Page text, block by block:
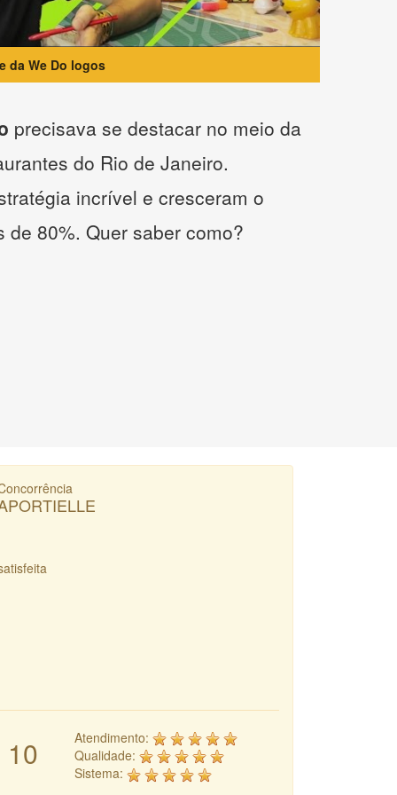
da We Do logos
precisava se destacar no meio da
do Rio de Janeiro.
incrível e cresceram o
de 80%. Quer saber como?
10
Atendimento:
Qualidade:
Sistema: